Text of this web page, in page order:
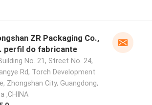
ZR Packaging Co.,
perfil do fabricante
No. 21, Street No. 24,
Rd, Torch Development
Zhongshan City, Guangdong,
,CHINA